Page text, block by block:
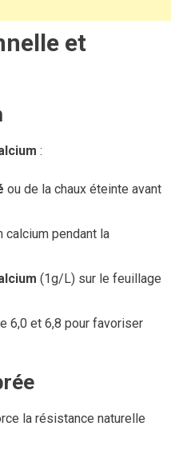
et
:
ou de la chaux éteinte avant
pendant la
(1g/L) sur le feuillage
6,0 et 6,8 pour favoriser
la résistance naturelle